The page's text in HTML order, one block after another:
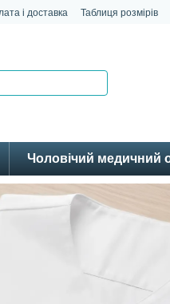
і доставка Таблиця розмірів
Чоловічий медичний